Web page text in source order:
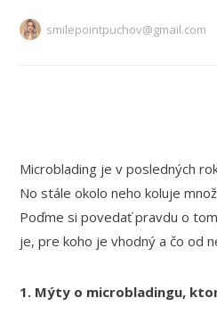
smilepointpuchov@gmail.com
Microblading je v posledných
No stále okolo neho koluje
Poďme si povedať pravdu o
je, pre koho je vhodný a čo od
1. Mýty o microbladingu,